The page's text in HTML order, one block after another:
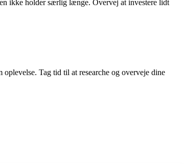
ikke holder særlig længe. Overvej at investere lidt
Tag tid til at researche og overveje dine